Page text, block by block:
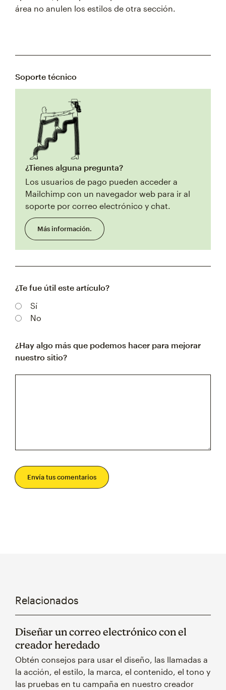
área no anulen los estilos de otra sección.
Soporte técnico
¿Tienes alguna pregunta?
Los usuarios de pago pueden acceder a
Mailchimp con un navegador web para ir al
soporte por correo electrónico y chat.
Más información.
¿Te fue útil este artículo?
Sí
No
¿Hay algo más que podemos hacer para mejorar
nuestro sitio?
Envía tus comentarios
Relacionados
Diseñar un correo electrónico con el
creador heredado
Obtén consejos para usar el diseño, las llamadas a
la acción, el estilo, la marca, el contenido, el tono y
las pruebas en tu campaña en nuestro creador